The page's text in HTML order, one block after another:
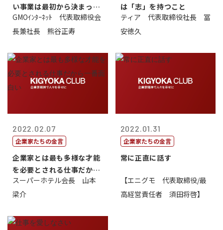
い事業は最初から決まって
いる
GMOｲﾝﾀｰﾈｯﾄ 代表取締役会
長兼社長 熊谷正寿
は「志」を持つこと
ティア 代表取締役社長 冨
安徳久
2022.02.07
企業家たちの金言
企業家とは最も多様な才能
を必要とされる仕事だから
一番面白い
スーパーホテル会長 山本
梁介
2022.01.31
企業家たちの金言
常に正直に話す
【エニグモ 代表取締役/最
高経営責任者 須田将啓】